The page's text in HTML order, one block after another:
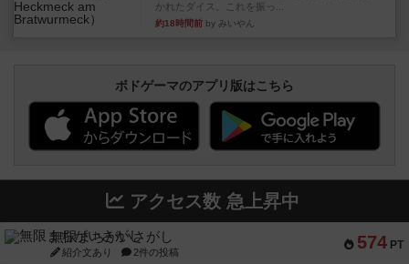
かれたダイス。これを振っ...
約18時間前 by みいやん
ボドゲーマのアプリ版はこちら
アクセス数 急上昇中
574 PT
無限まちがいさがし
紹介文あり 2件の投稿